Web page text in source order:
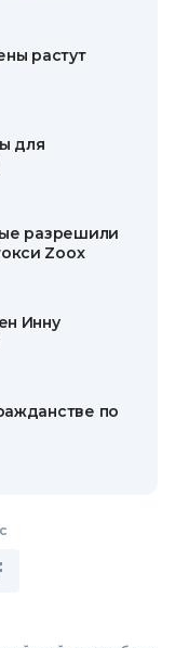
растут
для
разрешили
Zoox
Инну
по